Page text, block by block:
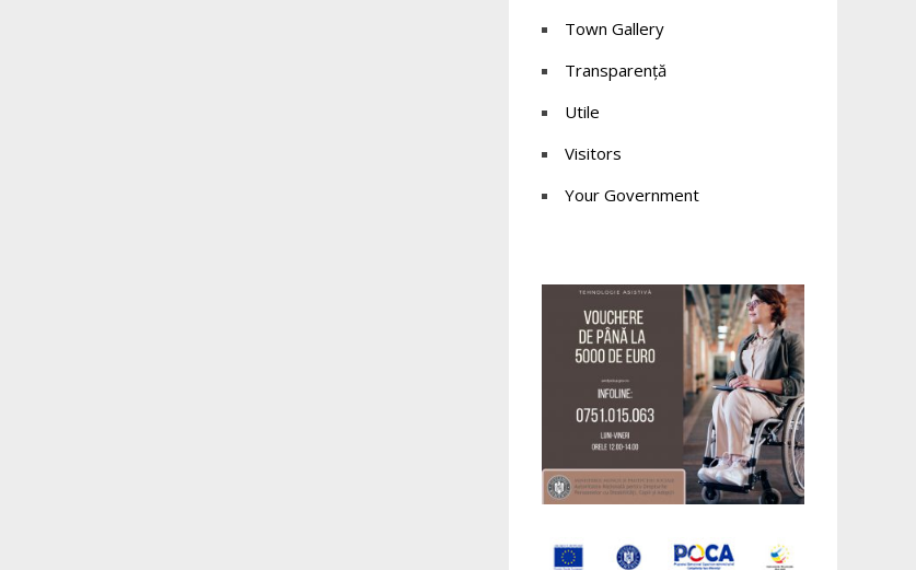
Town Gallery
Transparență
Utile
Visitors
Your Government